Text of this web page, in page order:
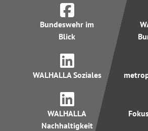
Bundeswehr im
Blick
WALHALLA Soziales
WALHALLA
Nachhaltigkeit